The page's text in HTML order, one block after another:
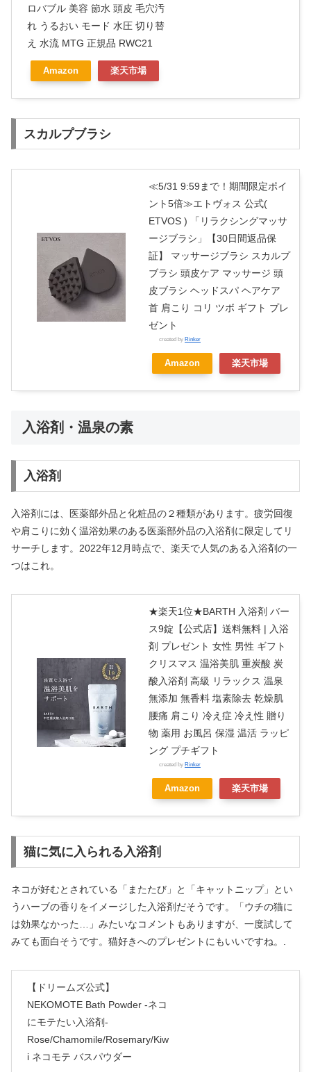
ロバブル 美容 節水 頭皮 毛穴汚
れ うるおい モード 水圧 切り替
え 水流 MTG 正規品 RWC21
Amazon 楽天市場
スカルプブラシ
≪5/31 9:59まで！期間限定ポイ
ント5倍≫エトヴォス 公式(
ETVOS ) 「リラクシングマッサ
ージブラシ」【30日間返品保
証】 マッサージブラシ スカルプ
ブラシ 頭皮ケア マッサージ 頭
皮ブラシ ヘッドスパ ヘアケア
首 肩こり コリ ツボ ギフト プレ
ゼント
created by Rinker
Amazon 楽天市場
入浴剤・温泉の素
入浴剤
入浴剤には、医薬部外品と化粧品の２種類があります。疲労回復
や肩こりに効く温浴効果のある医薬部外品の入浴剤に限定してリ
サーチします。2022年12月時点で、楽天で人気のある入浴剤の一
つはこれ。
★楽天1位★BARTH 入浴剤 バー
ス9錠【公式店】送料無料 | 入浴
剤 プレゼント 女性 男性 ギフト
クリスマス 温浴美肌 重炭酸 炭
酸入浴剤 高級 リラックス 温泉
無添加 無香料 塩素除去 乾燥肌
腰痛 肩こり 冷え症 冷え性 贈り
物 薬用 お風呂 保湿 温活 ラッピ
ング プチギフト
created by Rinker
Amazon 楽天市場
猫に気に入られる入浴剤
ネコが好むとされている「またたび」と「キャットニップ」とい
うハーブの香りをイメージした入浴剤だそうです。「ウチの猫に
は効果なかった…」みたいなコメントもありますが、一度試して
みても面白そうです。猫好きへのプレゼントにもいいですね。.
【ドリームズ公式】
NEKOMOTE Bath Powder -ネコ
にモテたい入浴剤-
Rose/Chamomile/Rosemary/Kiw
i ネコモテ バスパウダー